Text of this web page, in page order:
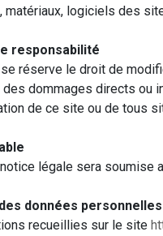
matériaux, logiciels des
responsabilité
réserve le droit de
dommages directs ou
de ce site ou de tous
légale sera soumise
données personnelles
recueillies sur le site